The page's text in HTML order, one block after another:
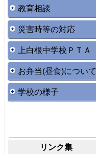
教育相談
災害時等の対応
上白根中学校ＰＴＡ
お弁当(昼食)について
学校の様子
リンク集